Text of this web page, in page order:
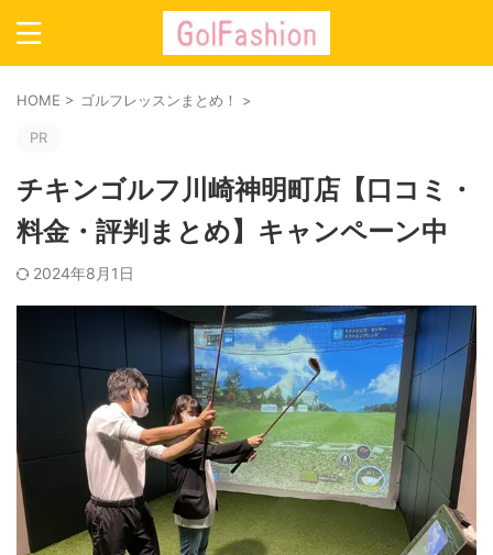
HOME > ゴルフレッスンまとめ！ >
PR
チキンゴルフ川崎神明町店【口コミ・
料金・評判まとめ】キャンペーン中
2024年8月1日